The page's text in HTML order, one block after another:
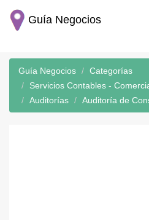
Guía Negocios
Guía Negocios
Categorías
Servicios Contables -
Auditorías
Auditoría de